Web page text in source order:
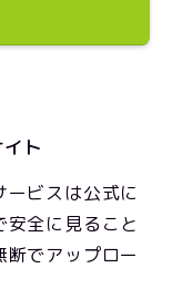
ト
ビスは公式に
全に見ること
でアップロー